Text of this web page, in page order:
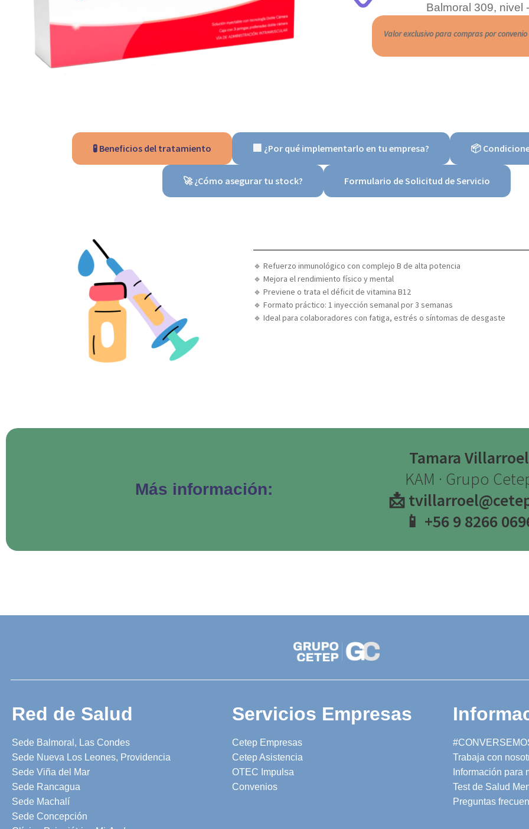
Balmoral 309, nivel
Valor exclusivo para compras por
🧪 Beneficios del tratamiento 🏢 ¿Por qué implementarlo en tu empresa? 📦
🚀 ¿Cómo asegurar tu stock? Formulario de Solicitud de Servicio
🔹 Refuerzo inmunológico con complejo B de alta potencia
🔹 Mejora el rendimiento físico y mental
🔹 Previene o trata el déficit de vitamina B12
🔹 Formato práctico:1 inyección semanal por 3 semanas
🔹 Ideal para colaboradores con fatiga, estrés o síntomas de desgaste
Más información:
Tamara Villarroel
KAM · Grupo
📩
📱 +56 9 8266
Red de Salud
Sede Balmoral, Las Condes
Sede Nueva Los Leones, Providencia
Sede Viña del Mar
Sede Rancagua
Sede Machalí
Sede Concepción
Servicios Empresas
Cetep Empresas
Cetep Asistencia
OTEC Impulsa
Convenios
Trabaja con
Información para
Test de Salud
Preguntas